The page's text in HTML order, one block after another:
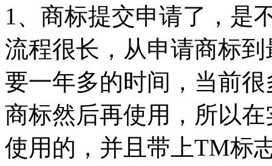
1、商标提交申请了，是
流程很长，从申请商标
要一年多的时间，当前
商标然后再使用，所以
使用的，并且带上TM标